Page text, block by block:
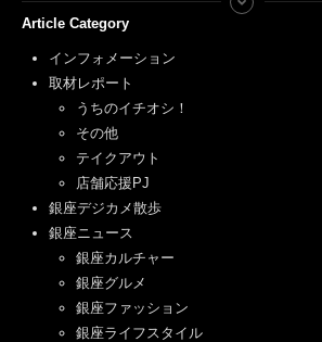
Article Category
インフォメーション
取材レポート
うちのイチオシ！
その他
テイクアウト
店舗応援PJ
銀座デジカメ散歩
銀座ニュース
銀座カルチャー
銀座グルメ
銀座ファッション
銀座ライフスタイル